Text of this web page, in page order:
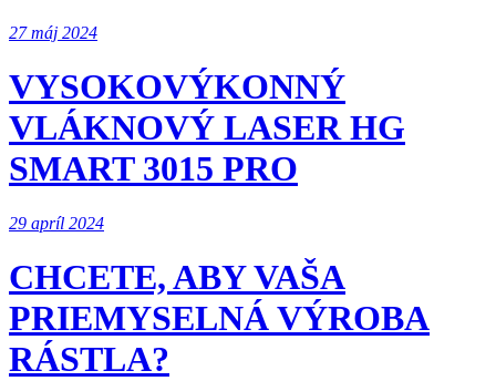
27 máj 2024
VYSOKOVÝKONNÝ
VLÁKNOVÝ LASER HG
SMART 3015 PRO
29 apríl 2024
CHCETE, ABY VAŠA
PRIEMYSELNÁ VÝROBA
RÁSTLA?